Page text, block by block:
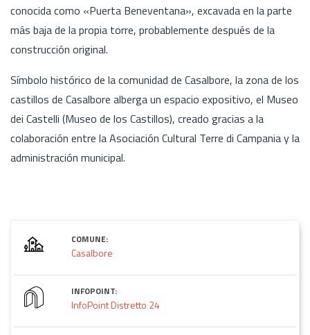
conocida como «Puerta Beneventana», excavada en la parte
más baja de la propia torre, probablemente después de la
construcción original.
Símbolo histórico de la comunidad de Casalbore, la zona de los
castillos de Casalbore alberga un espacio expositivo, el Museo
dei Castelli (Museo de los Castillos), creado gracias a la
colaboración entre la Asociación Cultural Terre di Campania y la
administración municipal.
COMUNE:
Casalbore
INFOPOINT:
InfoPoint Distretto 24